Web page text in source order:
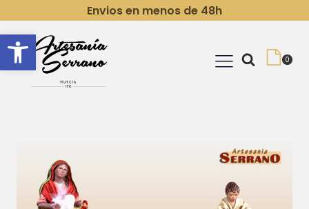
Envios en menos de 48h
Abrir barra de herramientas